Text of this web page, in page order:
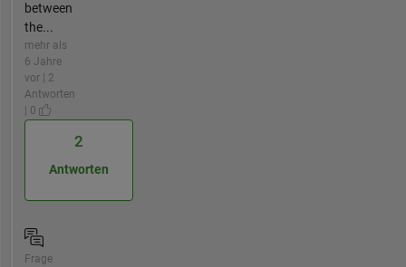
between
the...
mehr als
6 Jahre
vor | 2
Antworten
| 0
2
Antworten
Frage